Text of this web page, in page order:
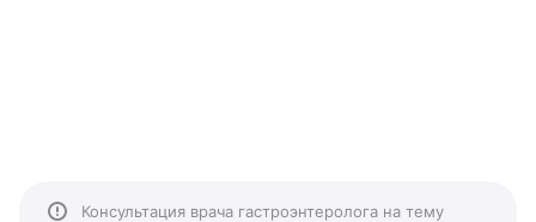
Консультация врача гастроэнтеролога на тему